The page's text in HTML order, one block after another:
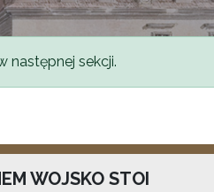
następnej sekcji.
WOJSKO STOI